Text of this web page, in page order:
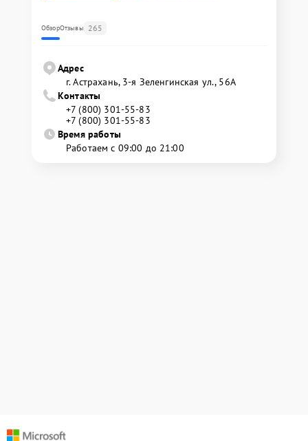
ОбзорОтзывы 265
Адрес
г. Астрахань, 3-я Зеленгинская ул., 56А
Контакты
+7 (800) 301-55-83
+7 (800) 301-55-83
Время работы
Работаем с 09:00 до 21:00